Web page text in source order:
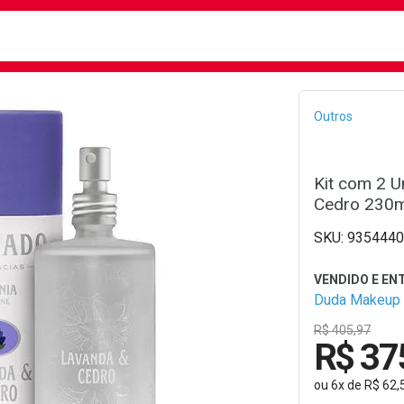
Outros
Kit com 2
Cedro
Duda Makeup
R$ 405,97
R$
ou 6xde R$